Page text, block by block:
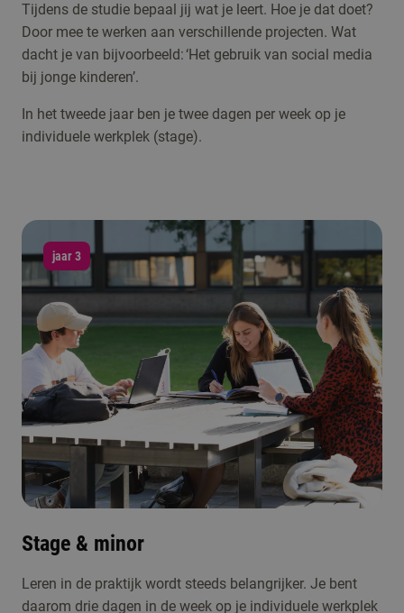
Tijdens de studie bepaal jij wat je leert. Hoe je dat doet?
Door mee te werken aan verschillende projecten. Wat
dacht je van bijvoorbeeld: ‘Het gebruik van social media
bij jonge kinderen’.
In het tweede jaar ben je twee dagen per week op je
individuele werkplek (stage).
jaar 3
Stage & minor
Leren in de praktijk wordt steeds belangrijker. Je bent
daarom drie dagen in de week op je individuele werkplek